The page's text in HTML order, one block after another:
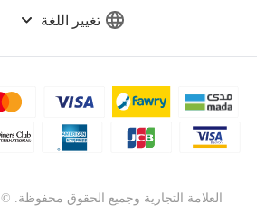
تغيير اللغة
العلامة التجارية وجميع الحقوق محفوظة. ©